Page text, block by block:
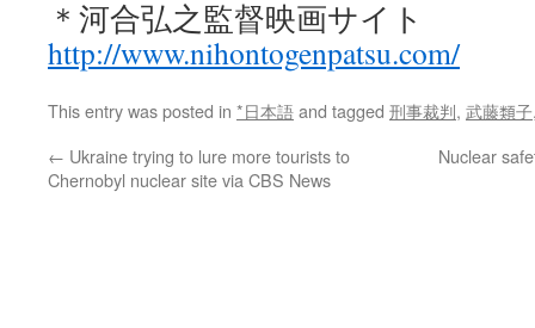
＊河合弘之監督映画サイト
http://www.nihontogenpatsu.com/
This entry was posted in *日本語and tagged 刑事裁判, 武藤類子
← Ukraine trying to lure more tourists to
Chernobyl nuclear site via CBS News
Nuclear